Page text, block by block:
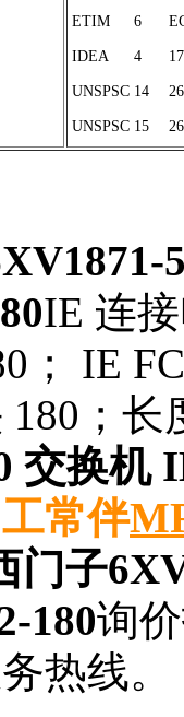
ETIM 6
IDEA 4
UNSPSC 14
UNSPSC 15
IE 连
； IE
180；
交换机
工常伴
门子
180询
热线。